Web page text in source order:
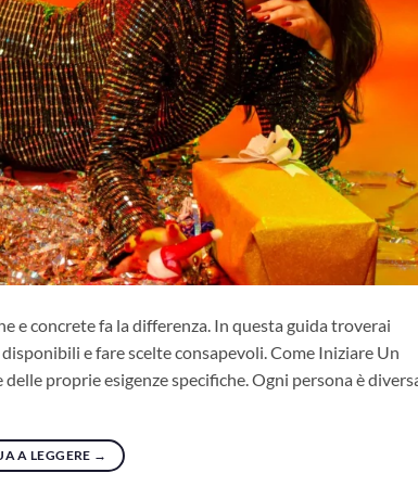
e concrete fa la differenza. In questa guida troverai
e fare scelte consapevoli. Come Iniziare Un
proprie esigenze specifiche. Ogni persona è
A LEGGERE →